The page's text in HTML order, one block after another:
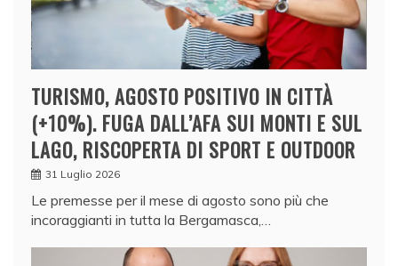
TURISMO, AGOSTO POSITIVO IN CITTÀ
(+10%). FUGA DALL’AFA SUI MONTI E SUL
LAGO, RISCOPERTA DI SPORT E OUTDOOR
31 Luglio 2026
Le premesse per il mese di agosto sono più che
incoraggianti in tutta la Bergamasca,…